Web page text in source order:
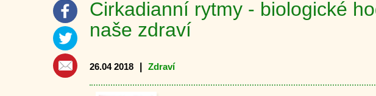
Cirkadianní rytmy - biologické
naše zdraví
26.04 2018 Zdraví